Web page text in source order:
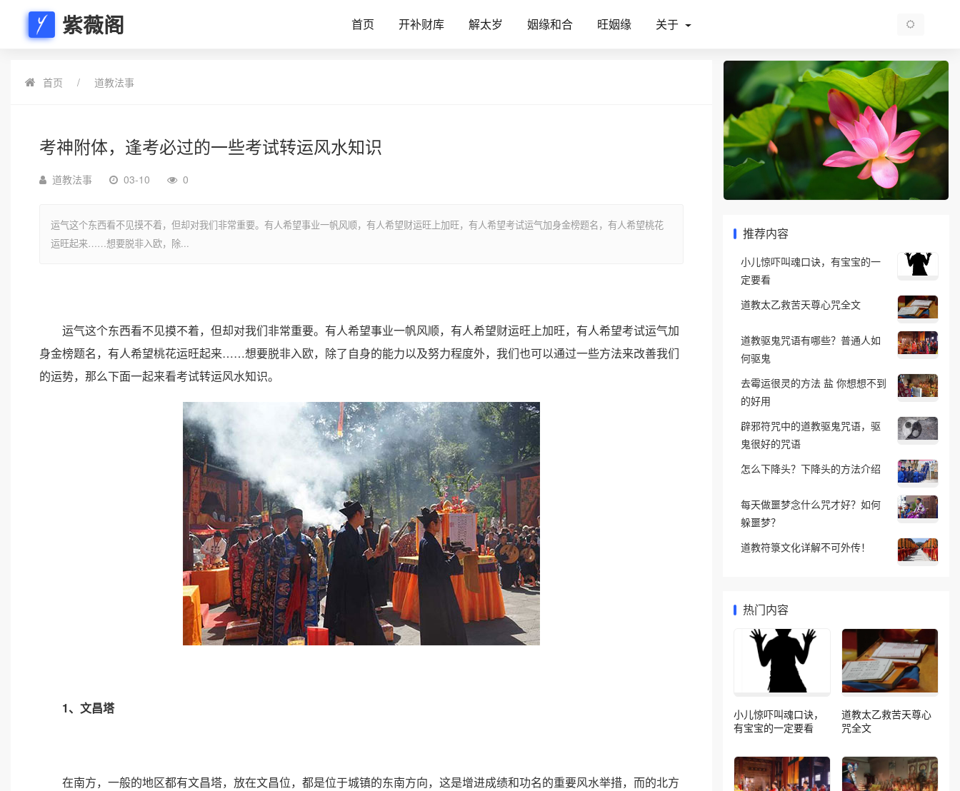
紫薇阁 首页 开补财库 解太岁 姻缘和合 旺姻缘 关于
首页 道教法事
考神附体，逢考必过的一些考试转运风水知识
道教法事 03-10 0
运气这个东西看不见摸不着，但却对我们非常重要。有人希望事业一帆风顺，有人希望财运旺上加旺，有人希望考试运气加身金榜题名，有人希望桃花
运旺起来……想要脱非入欧，除...
运气这个东西看不见摸不着，但却对我们非常重要。有人希望事业一帆风顺，有人希望财运旺上加旺，有人希望考试运气加
身金榜题名，有人希望桃花运旺起来……想要脱非入欧，除了自身的能力以及努力程度外，我们也可以通过一些方法来改善我们
的运势，那么下面一起来看考试转运风水知识。
1、文昌塔
在南方，一般的地区都有文昌塔，放在文昌位，都是位于城镇的东南方向，这是增进成绩和功名的重要风水举措，而的北方
推荐内容
小儿惊吓叫魂口诀，有宝宝的一
定要看
道教太乙救苦天尊心咒全文
道教驱鬼咒语有哪些？普通人如
何驱鬼
去霉运很灵的方法 盐 你想想不到
的好用
辟邪符咒中的道教驱鬼咒语，驱
鬼很好的咒语
怎么下降头？下降头的方法介绍
每天做噩梦念什么咒才好？如何
躲噩梦？
道教符箓文化详解不可外传！
热门内容
小儿惊吓叫魂口诀，
有宝宝的一定要看
道教太乙救苦天尊心
咒全文